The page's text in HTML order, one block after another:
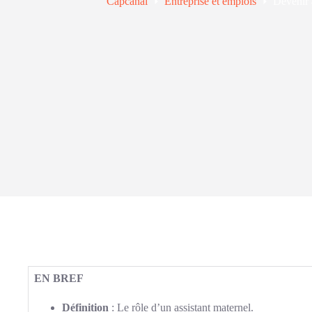
EN BREF
Définition : Le rôle d’un assistant maternel.